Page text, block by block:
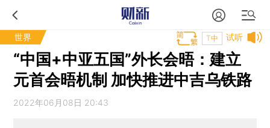
世界 试听
T中
“中国+中亚五国”外长会晤：建立
元首会晤机制 加快推进中吉乌铁路
2022年06月08日 20:43